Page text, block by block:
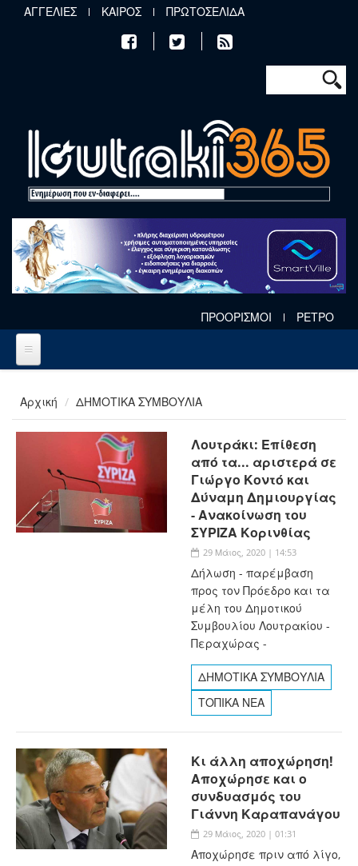
Παράκαμψη προς το κυρίως περιεχόμενο
ΑΓΓΕΛΙΕΣ ΚΑΙΡΟΣ ΠΡΩΤΟΣΕΛΙΔΑ
Φόρμα
Αναζήτηση
ΠΡΟΟΡΙΣΜΟΙ ΡΕΤΡΟ
Αρχική ΔΗΜΟΤΙΚΑ ΣΥΜΒΟΥΛΙΑ
Λουτράκι: Επίθεση
από τα... αριστερά σε
Γιώργο Κοντό και
Δύναμη Δημιουργίας
- Ανακοίνωση του
ΣΥΡΙΖΑ Κορινθίας
29 Μάιος, 2020 | 14:53
Δήλωση - παρέμβαση
προς τον Πρόεδρο και τα
μέλη του Δημοτικού
Συμβουλίου Λουτρακίου -
Περαχώρας -
ΔΗΜΟΤΙΚΑ ΣΥΜΒΟΥΛΙΑ
ΤΟΠΙΚΑ ΝΕΑ
Κι άλλη αποχώρηση!
Αποχώρησε και ο
συνδυασμός του
Γιάννη Καραπανάγου
29 Μάιος, 2020 | 01:31
Αποχώρησε πριν από λίγο,